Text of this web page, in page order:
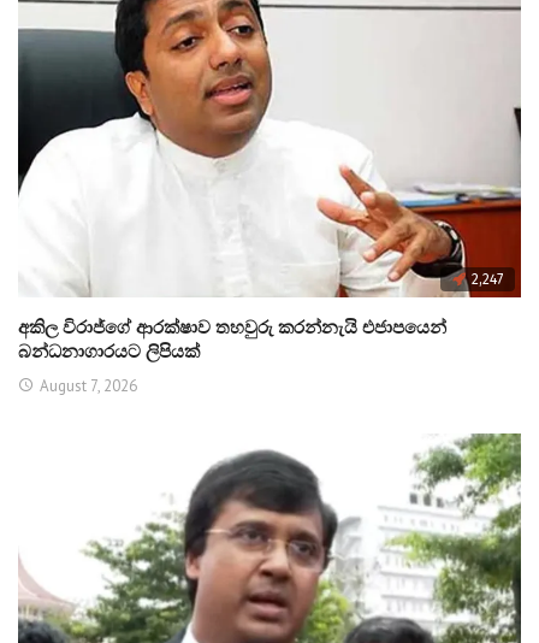
2,247
අකිල විරාජ්ගේ ආරක්ෂාව තහවුරු කරන්නැයි එජාපයෙන්
බන්ධනාගාරයට ලිපියක්
August 7, 2026